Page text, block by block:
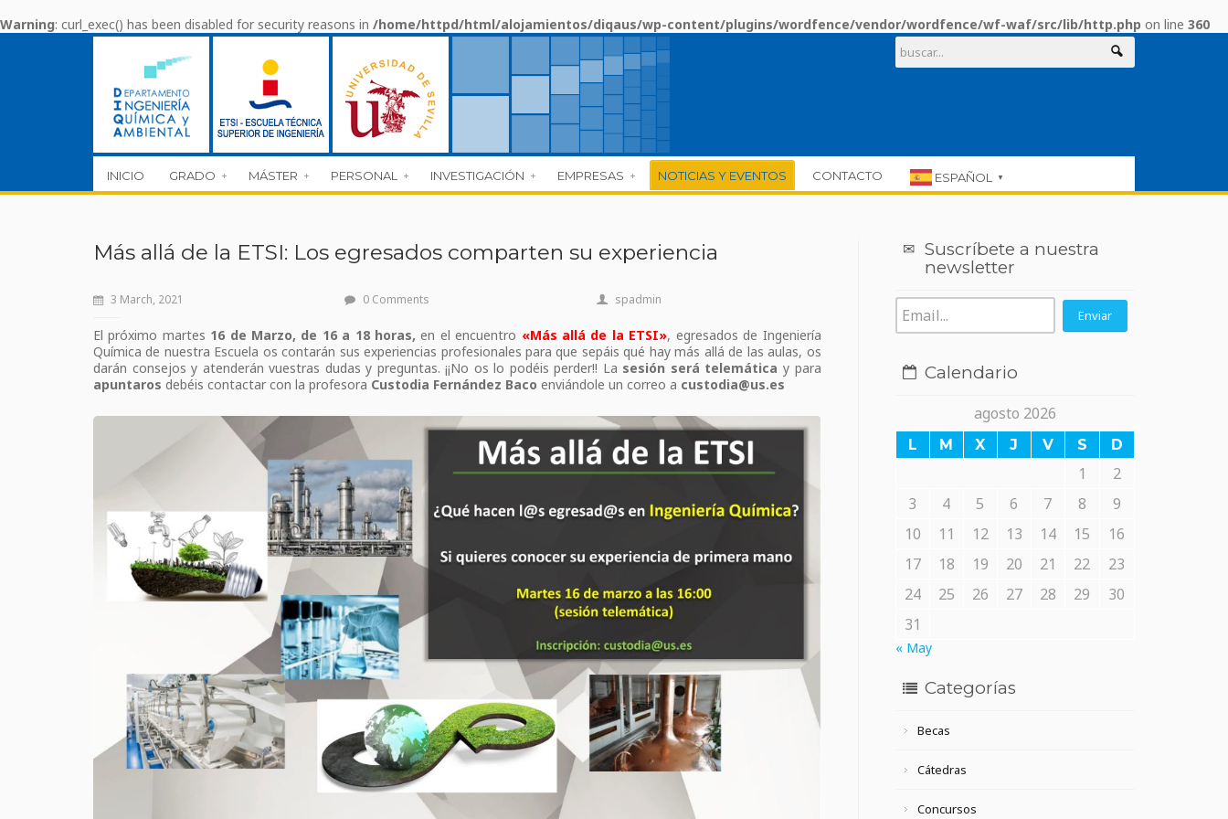
Warning: curl_exec() has been disabled for security reasons in /home/httpd/html/alojamientos/diqaus/wp-content/plugins/wordfence/vendor/wordfence/wf-waf/src/lib/http.php on line 360
INICIO GRADO MÁSTER PERSONAL INVESTIGACIÓN EMPRESAS NOTICIAS Y EVENTOS CONTACTO ESPAÑOL ▼
Más allá de la ETSI: Los egresados comparten su experiencia
3 March, 2021 0 Comments spadmin
El próximo martes 16 de Marzo, de 16 a 18 horas, en el encuentro «Más allá de la ETSI», egresados de Ingeniería
Química de nuestra Escuela os contarán sus experiencias profesionales para que sepáis qué hay más allá de las aulas, os
darán consejos y atenderán vuestras dudas y preguntas. ¡¡No os lo podéis perder!! La sesión será telemática y para
apuntaros debéis contactar con la profesora Custodia Fernández Baco enviándole un correo a custodia@us.es
Suscríbete a nuestra
newsletter
Calendario
agosto 2026
L M X J V S D
1
2
3
4 5 6 7 8
9
10
11 12 13 14 15
16
17
18 19 20 21 22
23
24
25 26 27 28 29
30
31
« May
Categorías
Becas
Cátedras
Concursos